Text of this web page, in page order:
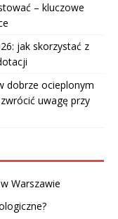
– kluczowe
jak skorzystać z
dobrze ocieplonym
uwagę przy
Warszawie